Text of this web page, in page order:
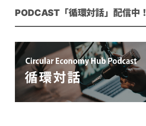
PODCAST「循環対話」配信中！